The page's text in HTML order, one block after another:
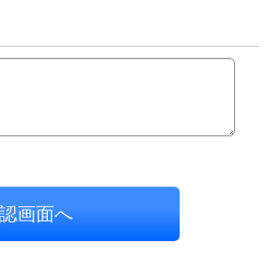
画面へ